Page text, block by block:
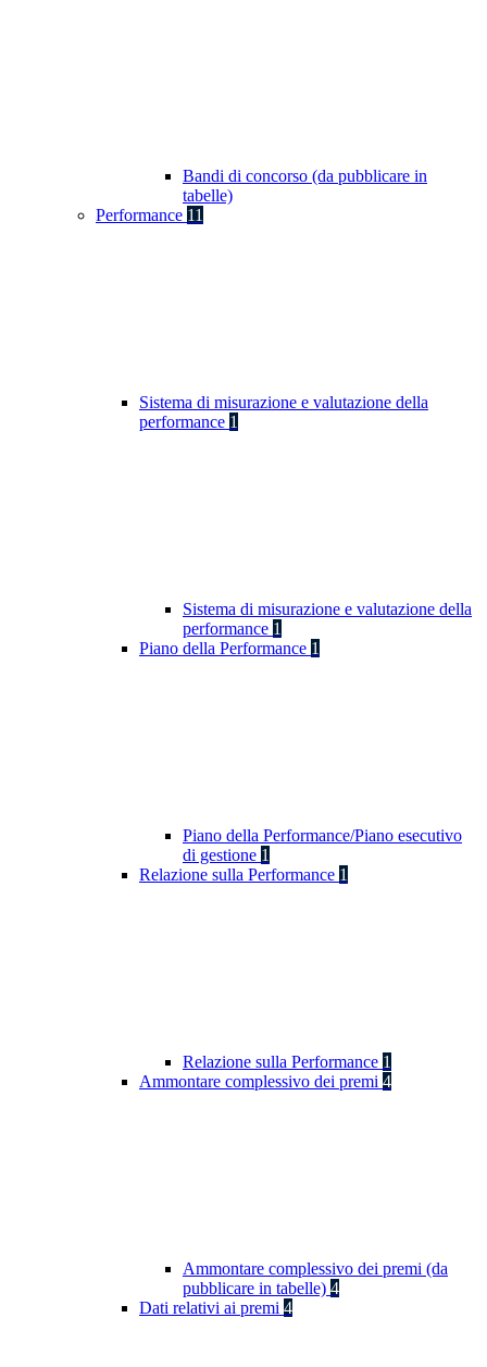
Bandi di concorso (da pubblicare in
tabelle)
Performance 11
Sistema di misurazione e valutazione della
performance 1
Sistema di misurazione e valutazione della
performance 1
Piano della Performance 1
Piano della Performance/Piano esecutivo
di gestione 1
Relazione sulla Performance 1
Relazione sulla Performance 1
Ammontare complessivo dei premi 4
Ammontare complessivo dei premi (da
pubblicare in tabelle) 4
Dati relativi ai premi 4